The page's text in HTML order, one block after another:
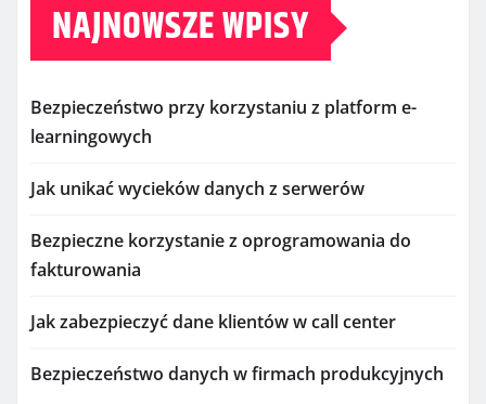
NAJNOWSZE WPISY
Bezpieczeństwo przy korzystaniu z platform e-
learningowych
Jak unikać wycieków danych z serwerów
Bezpieczne korzystanie z oprogramowania do
fakturowania
Jak zabezpieczyć dane klientów w call center
Bezpieczeństwo danych w firmach produkcyjnych